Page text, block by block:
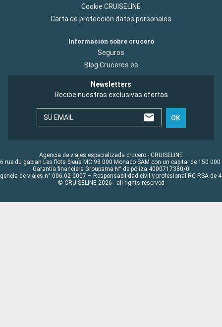
Cookie CRUISELINE
Carta de protección datos personales
Información sobre crucero
Seguros
Blog Cruceros.es
Newsletters
Recibe nuestras exclusivas ofertas
SU EMAIL OK
Agencia de viajes especializada crucero - CRUISELINE
rue du gabian Les flots bleus MC 98 000 Monaco SAM con un capital de 150 000
Garantía financiera Groupama N° de póliza 4000717380/0
de viajes n° 006 02 0007 – Responsabilidad civil y profesional RC RSA de
© CRUISELINE 2026 - all rights reserved